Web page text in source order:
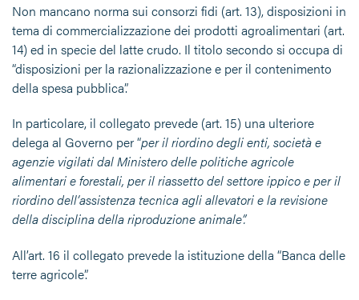
Non mancano norma sui consorzi fidi (art. 13), disposizioni in
tema di commercializzazione dei prodotti agroalimentari (art.
14) ed in specie del latte crudo. Il titolo secondo si occupa di
“disposizioni per la razionalizzazione e per il contenimento
della spesa pubblica”.
In particolare, il collegato prevede (art. 15) una ulteriore
delega al Governo per “per il riordino degli enti, società e
agenzie vigilati dal Ministero delle politiche agricole
alimentari e forestali, per il riassetto del settore ippico e per il
riordino dell’assistenza tecnica agli allevatori e la revisione
della disciplina della riproduzione animale”.
All’art. 16 il collegato prevede la istituzione della “Banca delle
terre agricole”.